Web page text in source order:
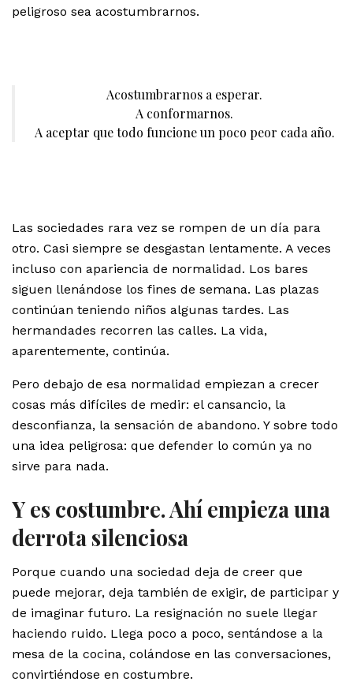
peligroso sea acostumbrarnos.
Acostumbrarnos a esperar.
A conformarnos.
A aceptar que todo funcione un poco peor cada año.
Las sociedades rara vez se rompen de un día para
otro. Casi siempre se desgastan lentamente. A veces
incluso con apariencia de normalidad. Los bares
siguen llenándose los fines de semana. Las plazas
continúan teniendo niños algunas tardes. Las
hermandades recorren las calles. La vida,
aparentemente, continúa.
Pero debajo de esa normalidad empiezan a crecer
cosas más difíciles de medir: el cansancio, la
desconfianza, la sensación de abandono. Y sobre todo
una idea peligrosa: que defender lo común ya no
sirve para nada.
Y es costumbre. Ahí empieza una
derrota silenciosa
Porque cuando una sociedad deja de creer que
puede mejorar, deja también de exigir, de participar y
de imaginar futuro. La resignación no suele llegar
haciendo ruido. Llega poco a poco, sentándose a la
mesa de la cocina, colándose en las conversaciones,
convirtiéndose en costumbre.